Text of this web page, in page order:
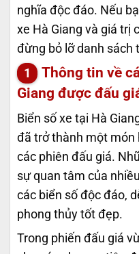
nghĩa độc đáo. Nếu
xe Hà Giang và giá trị
đừng bỏ lỡ danh sách
Thông tin về
Giang được đấu
Biển số xe tại Hà
đã trở thành một món
các phiên đấu giá.
sự quan tâm của
các biển số độc đáo,
phong thủy tốt đẹp.
Trong phiến đấu giá